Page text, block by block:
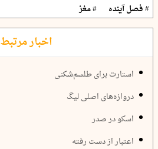
# فصل آینده
# مغز
اخبار مرتبط
استارت برای طلسم‌شکنی
دروازه‌های اصلی لیگ
اسکو در صدر
اعتبار از دست رفته